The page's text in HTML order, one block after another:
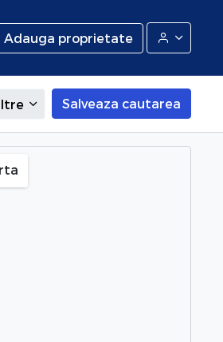
Adauga proprietate
Salveaza cautarea